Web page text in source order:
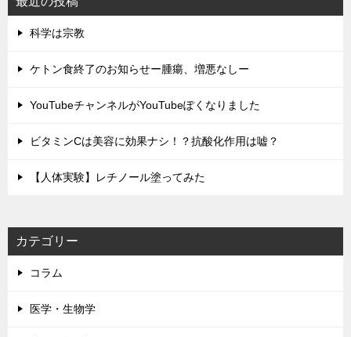
科学は宗教
ケトン食終了のお知らせー腫瘍、増悪なしー
YouTubeチャンネルがYouTubeぽくなりました
ビタミンCは美容に効果ナシ！？抗酸化作用は嘘？
【人体実験】レチノール塗ってみた
カテゴリー
コラム
医学・生物学